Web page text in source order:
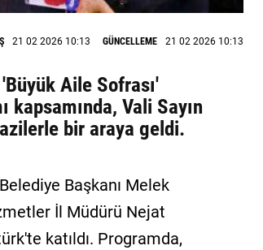
21 02 2026 10:13 GÜNCELLEME 21 02 2026 10:13
Aile Sofrası'
Vali Sayın
bir araya geldi.
Başkanı Melek
İl Müdürü Nejat
katıldı. Programda,